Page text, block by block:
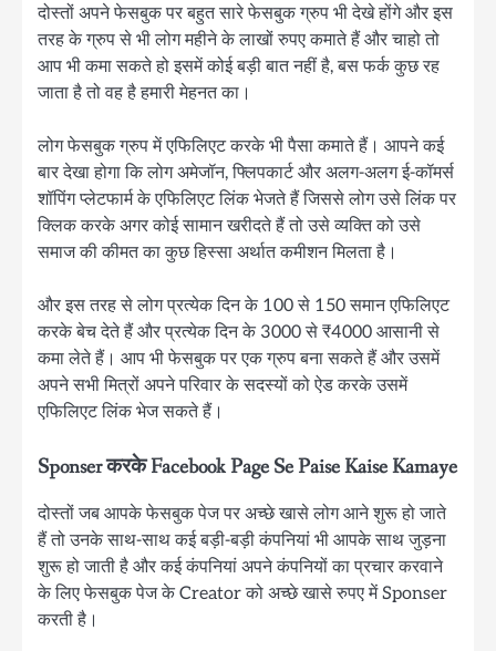
दोस्तों अपने फेसबुक पर बहुत सारे फेसबुक ग्रुप भी देखे होंगे और इस
तरह के ग्रुप से भी लोग महीने के लाखों रुपए कमाते हैं और चाहो तो
आप भी कमा सकते हो इसमें कोई बड़ी बात नहीं है, बस फर्क कुछ रह
जाता है तो वह है हमारी मेहनत का।
लोग फेसबुक ग्रुप में एफिलिएट करके भी पैसा कमाते हैं। आपने कई
बार देखा होगा कि लोग अमेजॉन, फ्लिपकार्ट और अलग-अलग ई-कॉमर्स
शॉपिंग प्लेटफार्म के एफिलिएट लिंक भेजते हैं जिससे लोग उसे लिंक पर
क्लिक करके अगर कोई सामान खरीदते हैं तो उसे व्यक्ति को उसे
समाज की कीमत का कुछ हिस्सा अर्थात कमीशन मिलता है।
और इस तरह से लोग प्रत्येक दिन के 100 से 150 समान एफिलिएट
करके बेच देते हैं और प्रत्येक दिन के 3000 से ₹4000 आसानी से
कमा लेते हैं। आप भी फेसबुक पर एक ग्रुप बना सकते हैं और उसमें
अपने सभी मित्रों अपने परिवार के सदस्यों को ऐड करके उसमें
एफिलिएट लिंक भेज सकते हैं।
Sponser करके Facebook Page Se Paise Kaise Kamaye
दोस्तों जब आपके फेसबुक पेज पर अच्छे खासे लोग आने शुरू हो जाते
हैं तो उनके साथ-साथ कई बड़ी-बड़ी कंपनियां भी आपके साथ जुड़ना
शुरू हो जाती है और कई कंपनियां अपने कंपनियों का प्रचार करवाने
के लिए फेसबुक पेज के Creator को अच्छे खासे रुपए में Sponser
करती है।